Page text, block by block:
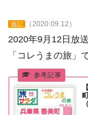
追記 （2020.09.12）
2020年9月12日放
「コレうまの旅」